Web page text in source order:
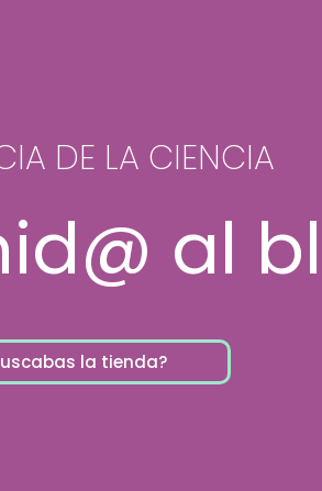
DE LA CIENCIA
al
la tienda?